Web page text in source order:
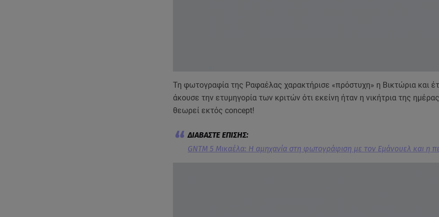
Τη φωτογραφία της Ραφαέλας χαρακτήρισε «πρόστυχη» η Βικτώρια και
άκουσε την ετυμηγορία των κριτών ότι εκείνη ήταν η νικήτρια της
θεωρεί εκτός concept!
GNTM 5 Μικαέλα: Η αμηχανία στη φωτογράφιση με τον Εμάνουελ και η